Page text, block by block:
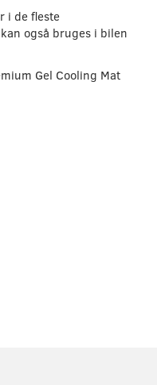
i de fleste
også bruges i bilen
Gel Cooling Mat